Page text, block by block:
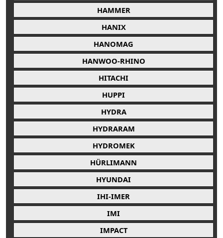
HAMMER
HANIX
HANOMAG
HANWOO-RHINO
HITACHI
HUPPI
HYDRA
HYDRARAM
HYDROMEK
HÜRLIMANN
HYUNDAI
IHI-IMER
IMI
IMPACT